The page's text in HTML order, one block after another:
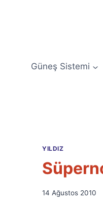
Güneş Sistemi
YILDIZ
By
14 Ağustos 2010